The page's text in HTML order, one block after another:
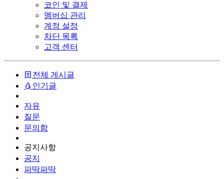
코인 및 결제
멤버십 관리
계정 설정
차단 목록
고객 센터
전체 게시글
인기글
자유
질문
문의함
공지사항
공지
파딱파딱